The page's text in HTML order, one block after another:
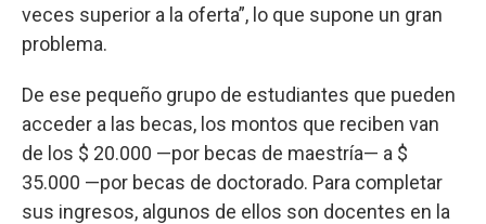
veces superior a la oferta”, lo que supone un gran
problema.
De ese pequeño grupo de estudiantes que pueden
acceder a las becas, los montos que reciben van
de los $ 20.000 —por becas de maestría— a $
35.000 —por becas de doctorado. Para completar
sus ingresos, algunos de ellos son docentes en la